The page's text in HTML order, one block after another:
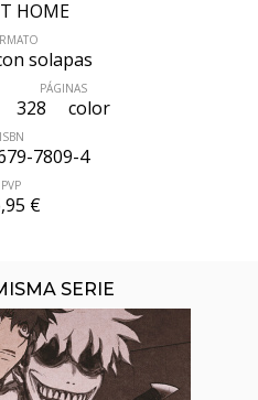
HOME
solapas
PÁGINAS
328 color
ISBN
7809-4
PVP
€
SERIE
PUBLICADO